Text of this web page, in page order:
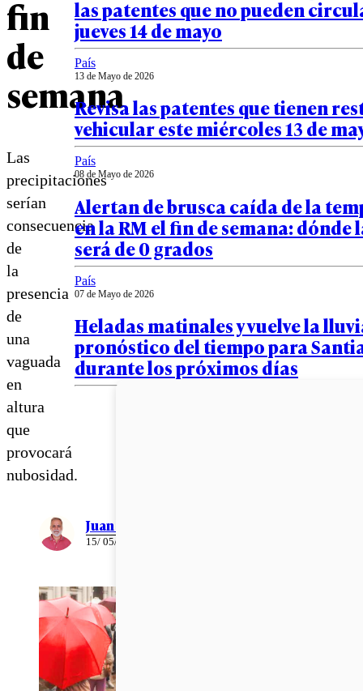
fin
de
semana
Las
precipitaciones
serían
consecuencia
de
la
presencia
de
una
vaguada
en
altura
que
provocará
nubosidad.
Juan Pablo Ernst
15/ 05/ 2026
las patentes que no pueden
jueves 14 de mayo
País
13 de Mayo de 2026
Revisa las patentes que tienen
vehicular este miércoles 13 de
País
08 de Mayo de 2026
Alertan de brusca caída de la
en la RM el fin de semana:
será de 0 grados
País
07 de Mayo de 2026
Heladas matinales y vuelve la
pronóstico del tiempo para
durante los próximos días